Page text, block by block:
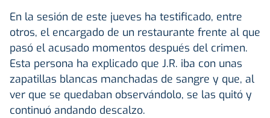
En la sesión de este jueves ha testificado, entre
otros, el encargado de un restaurante frente al que
pasó el acusado momentos después del crimen.
Esta persona ha explicado que J.R. iba con unas
zapatillas blancas manchadas de sangre y que, al
ver que se quedaban observándolo, se las quitó y
continuó andando descalzo.